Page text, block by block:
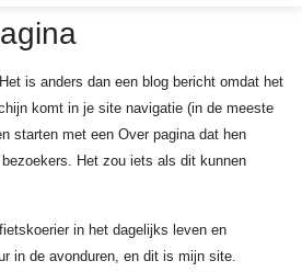
is anders dan een blog bericht omdat het
komt in je site navigatie (in de meeste
starten met een Over pagina dat hen
Het zou iets als dit kunnen
in het dagelijks leven en
in de avonduren, en dit is mijn site.